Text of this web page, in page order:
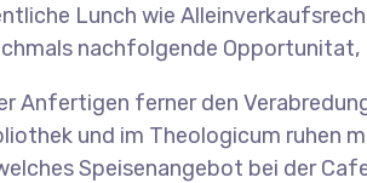
Lunch wie
nachfolgende
Anfertigen ferner den
und im Theologicum
Speisenangebot bei der